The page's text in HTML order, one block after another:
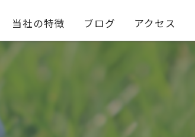
当社の特徴 ブログ アクセス